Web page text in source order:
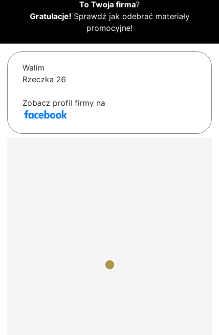
To Twoja firma?
Gratulacje! Sprawdź jak odebrać materiały
promocyjne!
Walim
Rzeczka 26
Zobacz profil firmy na